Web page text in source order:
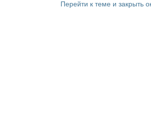
Перейти к теме и закрыть